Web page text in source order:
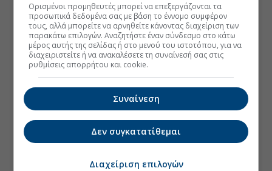
Ορισμένοι προμηθευτές μπορεί να επεξεργάζονται τα
προσωπικά δεδομένα σας με βάση το έννομο συμφέρον
τους, αλλά μπορείτε να αρνηθείτε κάνοντας διαχείριση των
παρακάτω επιλογών. Αναζητήστε έναν σύνδεσμο στο κάτω
μέρος αυτής της σελίδας ή στο μενού του ιστοτόπου, για να
διαχειριστείτε ή να ανακαλέσετε τη συναίνεσή σας στις
ρυθμίσεις απορρήτου και cookie.
Συναίνεση
Δεν συγκατατίθεμαι
Διαχείριση επιλογών